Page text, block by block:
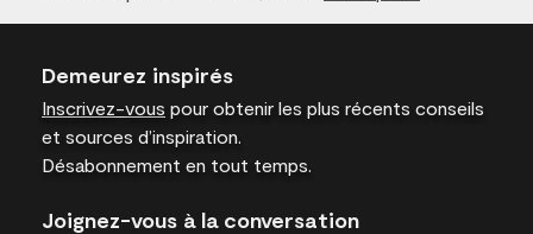
Demeurez inspirés
Inscrivez-vous pour obtenir les plus récents conseils
et sources d’inspiration.
Désabonnement en tout temps.
Joignez-vous à la conversation